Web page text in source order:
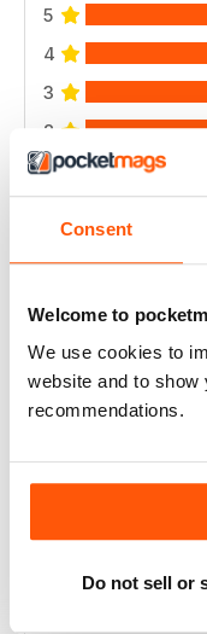
Consent
Welcome to
We use cookies to
website and to show
recommendations.
Do not sell or
5
4
3
2
1
DANCING TIMES
I think more
magazine, it only
ballroom.